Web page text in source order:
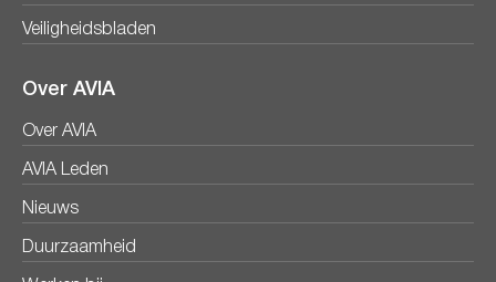
Veiligheidsbladen
Over AVIA
Over AVIA
AVIA Leden
Nieuws
Duurzaamheid